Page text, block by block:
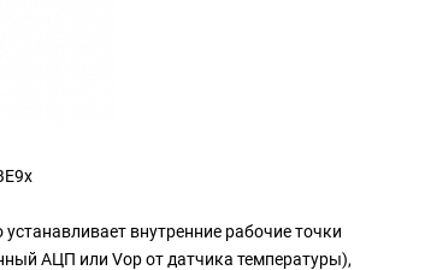
внутренние рабочие точки
АЦП или Vop от датчика температуры),